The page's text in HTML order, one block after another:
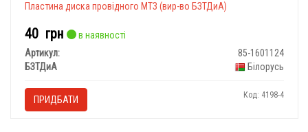
Пластина диска провідного МТЗ (вир-во БЗТДиА)
40 грн
в наявності
Артикул:
85-1601124
БЗТДиА
Білорусь
ПРИДБАТИ Код: 4198-4